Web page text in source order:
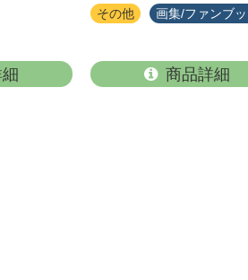
その他 画集/ファンブッ
商品詳細